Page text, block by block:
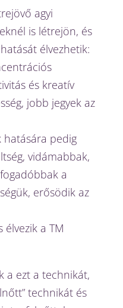
agyi
is létrejön, és
élvezhetik:
és kreatív
jobb jegyek az
hatására pedig
vidámabbak,
a
erősödik az
élvezik a TM
a ezt a technikát,
technikát és